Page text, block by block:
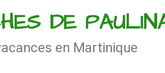
DE
en Martinique